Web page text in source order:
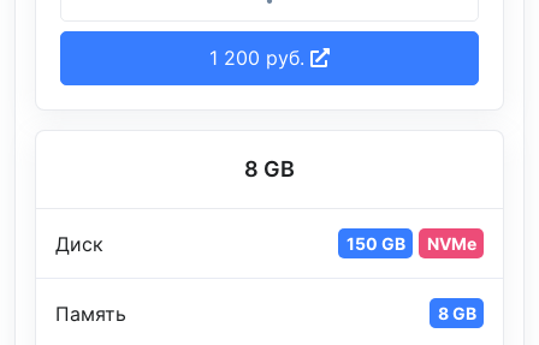
1 200 руб.
8 GB
Диск 150 GB NVMe
Память 8 GB